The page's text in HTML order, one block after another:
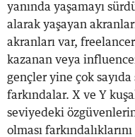
yanında yaşamayı
alarak yaşayan
akranları var,
kazanan veya
gençler yine çok
farkındalar. X ve Y
seviyedeki
olması